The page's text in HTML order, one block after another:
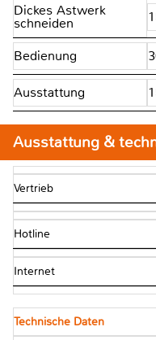
Dickes Astwerk
schneiden
Bedienung
Ausstattung
Ausstattung &
Vertrieb
Hotline
Internet
Technische Daten